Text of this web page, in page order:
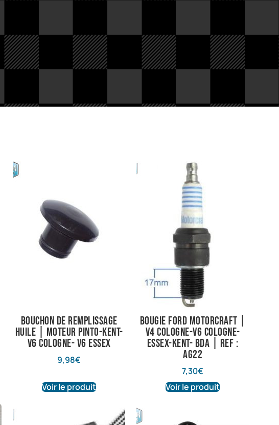
Bouchon de remplissage
huile | Moteur Pinto-Kent-
V6 cologne- V6 Essex
9,98€
Voir le produit
Bougie Ford Motorcraft |
V4 Cologne-V6 Cologne-
Essex-Kent- BDA | Ref :
AG22
7,30€
Voir le produit